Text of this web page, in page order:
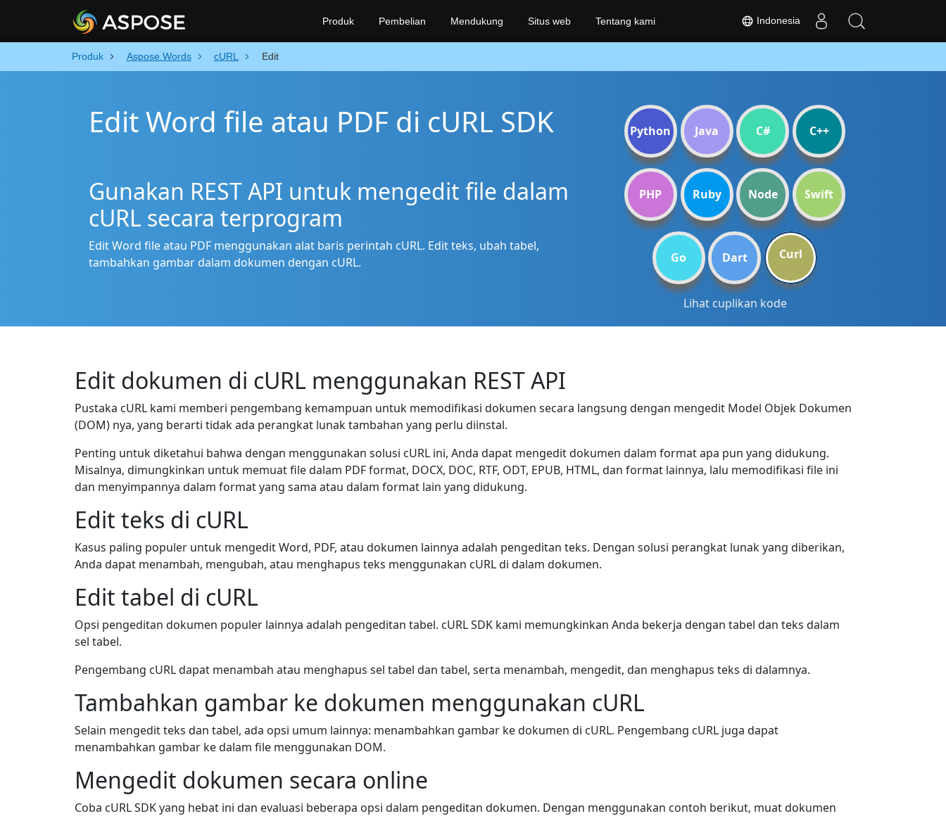
Produk Aspose.Words cURL Edit
Edit Word file atau PDF di cURL SDK
Gunakan REST API untuk mengedit file dalam
cURL secara terprogram
Edit Word file atau PDF menggunakan alat baris perintah cURL. Edit teks, ubah tabel,
tambahkan gambar dalam dokumen dengan cURL.
Python Java C# C++
PHP Ruby Node Swift
Go Dart Curl
Lihat cuplikan kode
Edit dokumen di cURL menggunakan REST API
Pustaka cURL kami memberi pengembang kemampuan untuk memodifikasi dokumen secara langsung dengan mengedit Model Objek Dokumen
(DOM) nya, yang berarti tidak ada perangkat lunak tambahan yang perlu diinstal.
Penting untuk diketahui bahwa dengan menggunakan solusi cURL ini, Anda dapat mengedit dokumen dalam format apa pun yang didukung.
Misalnya, dimungkinkan untuk memuat file dalam PDF format, DOCX, DOC, RTF, ODT, EPUB, HTML, dan format lainnya, lalu memodifikasi file ini
dan menyimpannya dalam format yang sama atau dalam format lain yang didukung.
Edit teks di cURL
Kasus paling populer untuk mengedit Word, PDF, atau dokumen lainnya adalah pengeditan teks. Dengan solusi perangkat lunak yang diberikan,
Anda dapat menambah, mengubah, atau menghapus teks menggunakan cURL di dalam dokumen.
Edit tabel di cURL
Opsi pengeditan dokumen populer lainnya adalah pengeditan tabel. cURL SDK kami memungkinkan Anda bekerja dengan tabel dan teks dalam
sel tabel.
Pengembang cURL dapat menambah atau menghapus sel tabel dan tabel, serta menambah, mengedit, dan menghapus teks di dalamnya.
Tambahkan gambar ke dokumen menggunakan cURL
Selain mengedit teks dan tabel, ada opsi umum lainnya: menambahkan gambar ke dokumen di cURL. Pengembang cURL juga dapat
menambahkan gambar ke dalam file menggunakan DOM.
Mengedit dokumen secara online
Coba cURL SDK yang hebat ini dan evaluasi beberapa opsi dalam pengeditan dokumen. Dengan menggunakan contoh berikut, muat dokumen
Indonesia
Produk Pembelian Mendukung Situs web Tentang kami